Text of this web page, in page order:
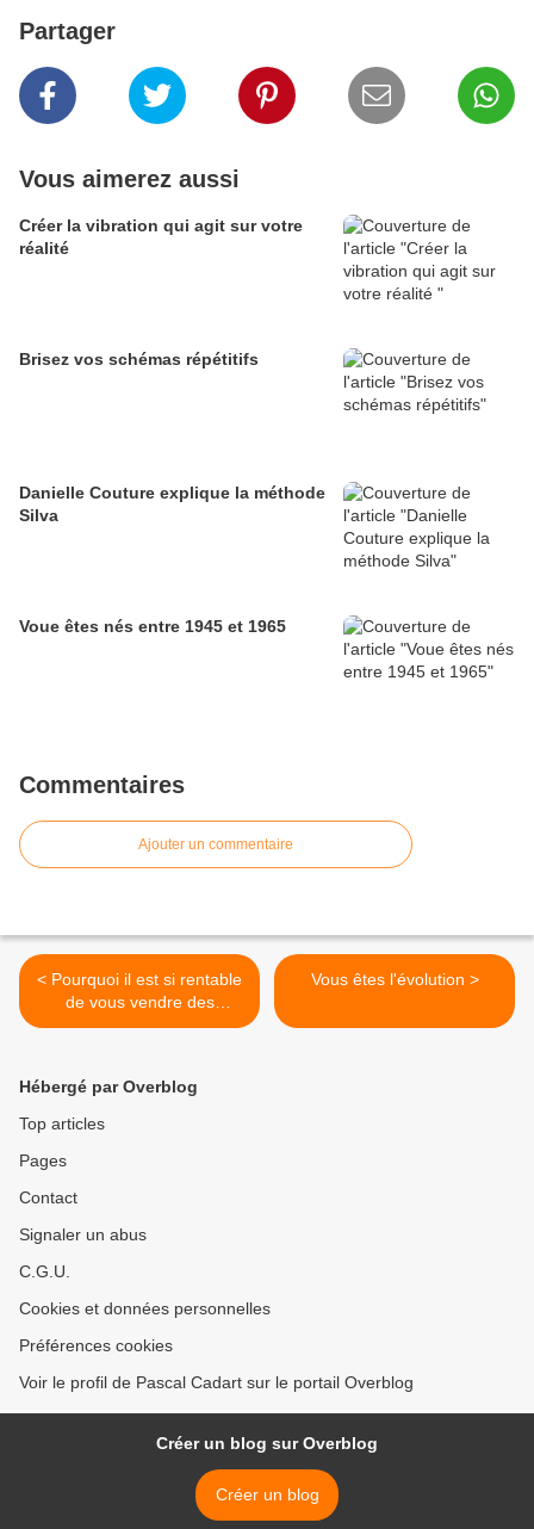
Partager
Vous aimerez aussi
Créer la vibration qui agit sur votre
réalité
Brisez vos schémas répétitifs
Danielle Couture explique la méthode
Silva
Voue êtes nés entre 1945 et 1965
Commentaires
Ajouter un commentaire
< Pourquoi il est si rentable
de vous vendre des
biscuits.
Vous êtes l'évolution >
Hébergé par Overblog
Top articles
Pages
Contact
Signaler un abus
C.G.U.
Cookies et données personnelles
Préférences cookies
Voir le profil de Pascal Cadart sur le portail Overblog
Créer un blog sur Overblog
Créer un blog